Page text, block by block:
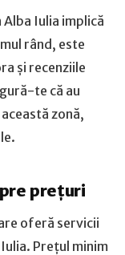
Iulia implică
rând, este
și recenziile
te că au
zonă,
prețuri
oferă servicii
Prețul minim